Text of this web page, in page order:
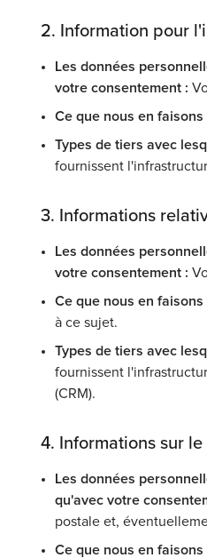
2. Information pour
Les données
votre consentement :
Ce que nous en faisons
Types de tiers avec
fournissent
3. Informations
Les données
votre consentement :
Ce que nous en faisons
à ce sujet.
Types de tiers avec
fournissent
(CRM).
4. Informations sur
Les données
qu'avec votre
postale et,
Ce que nous en faisons